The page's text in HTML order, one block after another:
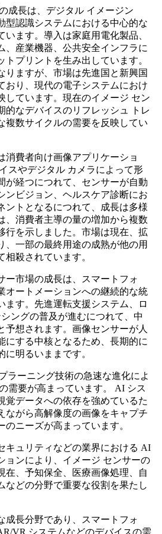
成長は、デジタル イメージン
型認識システムにおける中心的な
ます。導入は家庭用電化製品、
、産業機器、公共安全インフラに
トプリントを生み出しています。
りますが、市場は先進国と新興国
おり、現代の電子システムにおけ
しています。現在のイメージ セン
的なデバイスのリフレッシュ トレ
複数サイクルの需要を反映してい
消費者向け画像アプリケーショ
スやデジタル カメラによって形
が経つにつれて、センサーが自動
ンビジョン、ヘルスケア診断にお
ントとなるにつれて、成長は多様
、消費者主導の量の増加から複数
行を示しました。市場は現在、拡
、一部の最終用途の成熟が他の用
殺されています。
ー市場の成長は、スマートフォ
オートメーションへの継続的な統
ます。先進運転支援システム、ロ
ングの普及が進むにつれて、中
予想されます。画像センサーが人
にする中核となるため、長期的に
明るいままです。
ラーニング技術の急速な進化によ
需要が高まっています。 AI シス
覚データへの依存を強めているた
ながら高解像度の画像をキャプチ
のニーズが高まっています。
キュリティなどの業界における AI
ョンにより、イメージ センサーの
在、予知保全、医療画像処理、自
などの分野で重要な役割を果たし
成長分野であり、スマートフォ
VR システムなどのデバイスの需